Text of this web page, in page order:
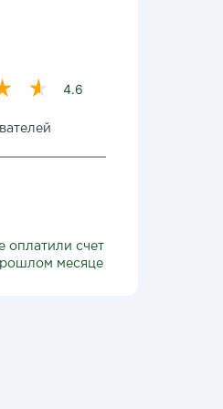
4.6
оплатили счет
месяце